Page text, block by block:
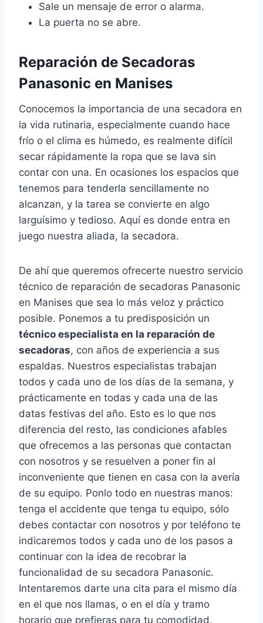
Sale un mensaje de error o alarma.
La puerta no se abre.
Reparación de Secadoras
Panasonic en Manises
Conocemos la importancia de una secadora en
la vida rutinaria, especialmente cuando hace
frío o el clima es húmedo, es realmente difícil
secar rápidamente la ropa que se lava sin
contar con una. En ocasiones los espacios que
tenemos para tenderla sencillamente no
alcanzan, y la tarea se convierte en algo
larguísimo y tedioso. Aquí es donde entra en
juego nuestra aliada, la secadora.
De ahí que queremos ofrecerte nuestro servicio
técnico de reparación de secadoras Panasonic
en Manises que sea lo más veloz y práctico
posible. Ponemos a tu predisposición un
técnico especialista en la reparación de
secadoras, con años de experiencia a sus
espaldas. Nuestros especialistas trabajan
todos y cada uno de los días de la semana, y
prácticamente en todas y cada una de las
datas festivas del año. Esto es lo que nos
diferencia del resto, las condiciones afables
que ofrecemos a las personas que contactan
con nosotros y se resuelven a poner fin al
inconveniente que tienen en casa con la avería
de su equipo. Ponlo todo en nuestras manos:
tenga el accidente que tenga tu equipo, sólo
debes contactar con nosotros y por teléfono te
indicaremos todos y cada uno de los pasos a
continuar con la idea de recobrar la
funcionalidad de su secadora Panasonic.
Intentaremos darte una cita para el mismo día
en el que nos llamas, o en el día y tramo
horario que prefieras para tu comodidad.